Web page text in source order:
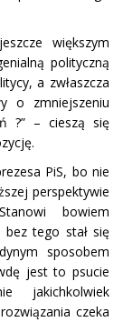
większym
polityczną
a zwłaszcza
o zmniejszeniu
?” – cieszą się
PiS, bo nie
perspektywie
bowiem
bez tego stał się
sposobem
jest to psucie
jakichkolwiek
czeka